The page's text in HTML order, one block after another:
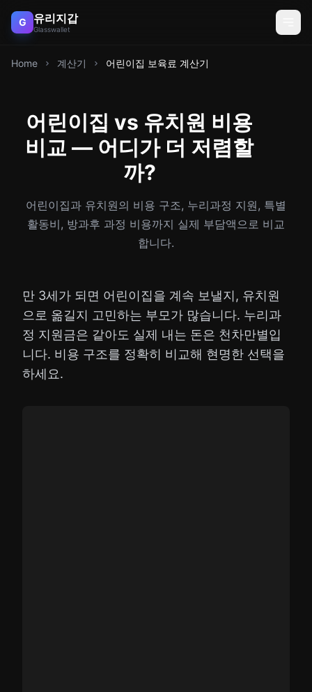
G 유리지갑
Glasswallet
Home 계산기 어린이집 보육료 계산기
어린이집 vs 유치원 비용
비교 — 어디가 더 저렴할
까?
어린이집과 유치원의 비용 구조, 누리과정 지원, 특별
활동비, 방과후 과정 비용까지 실제 부담액으로 비교
합니다.
만 3세가 되면 어린이집을 계속 보낼지, 유치원
으로 옮길지 고민하는 부모가 많습니다. 누리과
정 지원금은 같아도 실제 내는 돈은 천차만별입
니다. 비용 구조를 정확히 비교해 현명한 선택을
하세요.